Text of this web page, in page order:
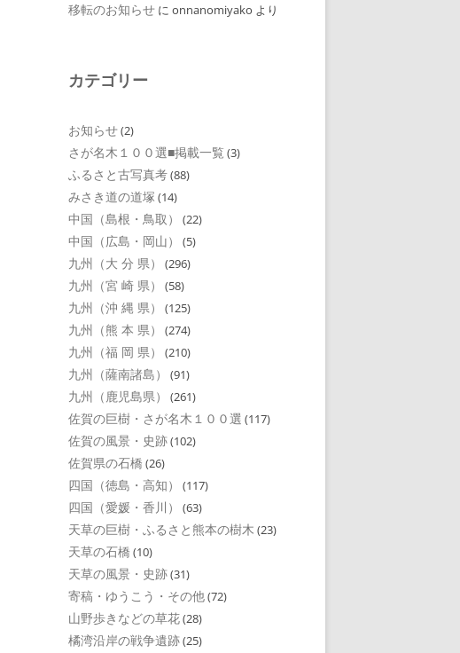
移転のお知らせ に onnanomiyako より
カテゴリー
お知らせ(2)
さが名木１００選■掲載一覧 (3)
ふるさと古写真考(88)
みさき道の道塚 (14)
中国（島根・鳥取） (22)
中国（広島・岡山） (5)
九州（大 分 県） (296)
九州（宮 崎 県） (58)
九州（沖 縄 県） (125)
九州（熊 本 県） (274)
九州（福 岡 県） (210)
九州（薩南諸島） (91)
九州（鹿児島県） (261)
佐賀の巨樹・さが名木１００選 (117)
佐賀の風景・史跡(102)
佐賀県の石橋 (26)
四国（徳島・高知） (117)
四国（愛媛・香川） (63)
天草の巨樹・ふるさと熊本の樹木 (23)
天草の石橋 (10)
天草の風景・史跡(31)
寄稿・ゆうこう・その他(72)
山野歩きなどの草花(28)
橘湾沿岸の戦争遺跡(25)